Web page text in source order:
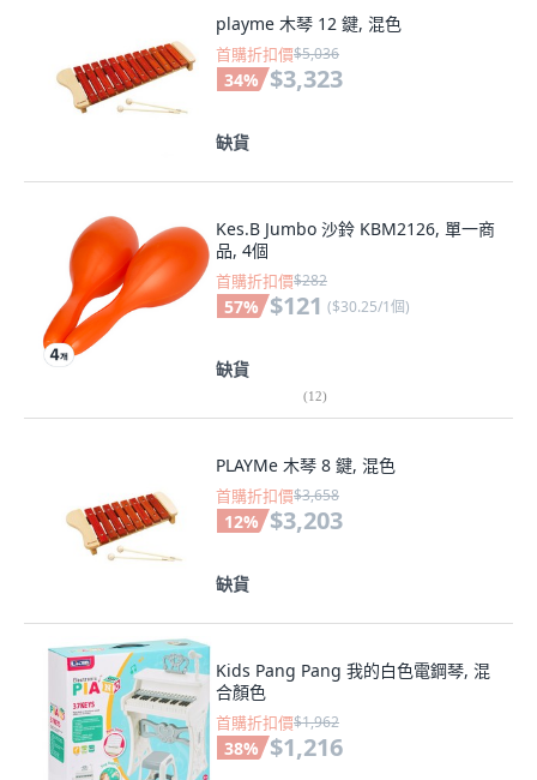
playme 木琴 12 鍵, 混色
首購折扣價$5,036
34% $3,323
缺貨
Kes.B Jumbo 沙鈴 KBM2126, 單一商
品, 4個
首購折扣價$282
57% $121 ($30.25/1個)
缺貨
(12)
PLAYMe 木琴 8 鍵, 混色
首購折扣價$3,658
12% $3,203
缺貨
Kids Pang Pang 我的白色電鋼琴, 混
合顏色
首購折扣價$1,962
38% $1,216